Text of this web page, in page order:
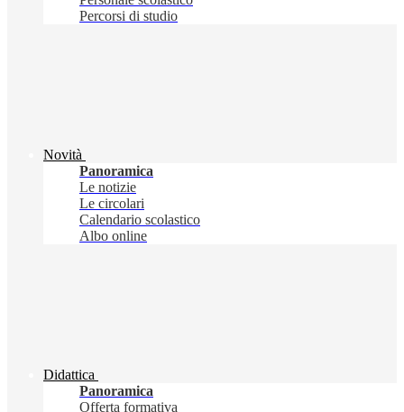
Percorsi di studio
Novità
Panoramica
Le notizie
Le circolari
Calendario scolastico
Albo online
Didattica
Panoramica
Offerta formativa